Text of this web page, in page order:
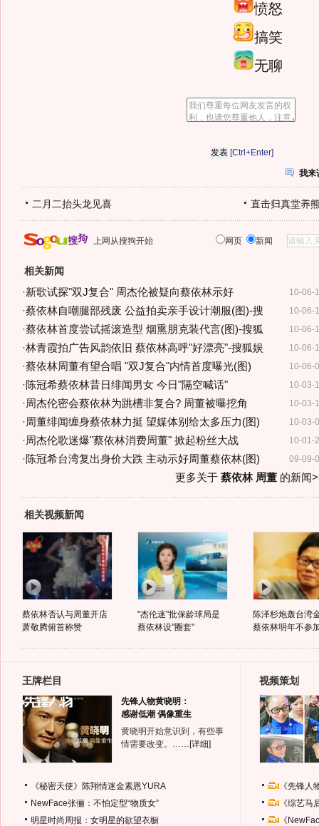
愤怒
搞笑
无聊
[Ctrl+Enter]
我来
二月二抬头龙见喜 直击归真堂养
上网从搜狗开始 网页 新闻
相关新闻
10-06-
·新歌试探"双J复合" 周杰伦被疑向蔡依林示好
10-06-
·蔡依林自嘲腿部残废 公益拍卖亲手设计潮服(图)-搜
10-06-
·蔡依林首度尝试摇滚造型 烟熏朋克装代言(图)-搜狐
10-06-
·林青霞拍广告风韵依旧 蔡依林高呼"好漂亮"-搜狐娱
10-06-
·蔡依林周董有望合唱 "双J复合"内情首度曝光(图)
10-03-
·陈冠希蔡依林昔日绯闻男女 今日"隔空喊话"
10-03-
·周杰伦密会蔡依林为跳槽非复合? 周董被曝挖角
10-03-
·周董绯闻缠身蔡依林力挺 望媒体别给太多压力(图)
10-01-
·周杰伦歌迷爆"蔡依林消费周董" 掀起粉丝大战
09-09-
·陈冠希台湾复出身价大跌 主动示好周董蔡依林(图)
更多关于 蔡依林 周董的新闻
相关视频新闻
蔡依林否认与周董开店
萧敬腾俯首称赞
"杰伦迷"批保龄球局是
蔡依林设"圈套"
陈泽杉炮轰台湾
蔡依林明年不参
王牌栏目
先锋人物黄晓明：
感谢低潮 偶像重生
黄晓明开始意识到，有些事
情需要改变。…… [详细]
《秘密天使》陈翔情迷金素恩YURA
NewFace张俪：不怕定型“物质女”
明星时尚周报：女明星的欲望衣橱
视频策划
《先锋
《综艺
《